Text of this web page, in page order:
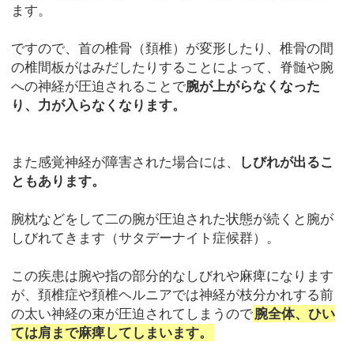
ます。
ですので、首の椎骨（頚椎）が変形したり、椎骨の間
の椎間板がはみだしたりすることによって、脊髄や腕
への神経が圧迫されることで腕が上がらなくなった
り、力が入らなくなります。
また感覚神経が障害された場合には、
しびれが出るこ
ともあります。
腕枕などをして二の腕が圧迫された状態が続くと腕が
しびれてきます（サタデーナイト症候群）。
この疾患は腕や指の部分的なしびれや麻痺になります
が、頚椎症や頚椎ヘルニアでは神経が枝分かれする前
の太い神経の束が圧迫されてしまうので腕全体、ひい
ては肩まで麻痺してしまいます。